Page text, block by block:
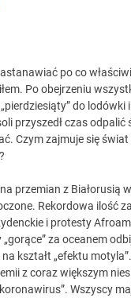
po co
Po obejrzeniu
do lodówki
przyszedł czas
Czym zajmuje się
przemian z Białorusią
Rekordowa ilość
i protesty
za oceanem
kształt „efektu
z coraz większym
Wszyscy